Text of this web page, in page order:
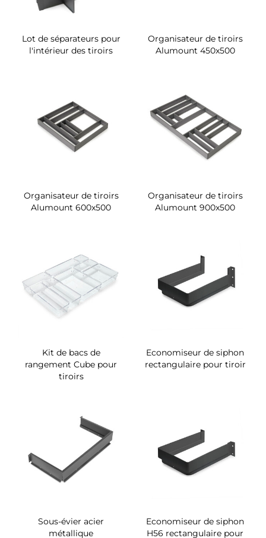
Lot de séparateurs pour
l'intérieur des tiroirs
Organisateur de tiroirs
Alumount 450x500
Organisateur de tiroirs
Alumount 600x500
Organisateur de tiroirs
Alumount 900x500
Kit de bacs de
rangement Cube pour
tiroirs
Economiseur de siphon
rectangulaire pour tiroir
Sous-évier acier
métallique
Economiseur de siphon
H56 rectangulaire pour